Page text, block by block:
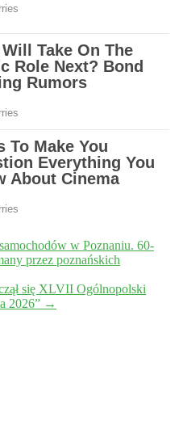
w Poznaniu. 60-
przez poznańskich
się XLVII Ogólnopolski
2026” →